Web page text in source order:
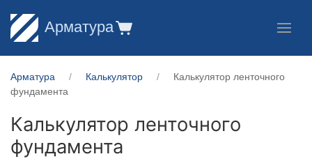
Арматура
Арматура Калькулятор
Калькулятор ленточного
фундамента
Калькулятор ленточного
фундамента